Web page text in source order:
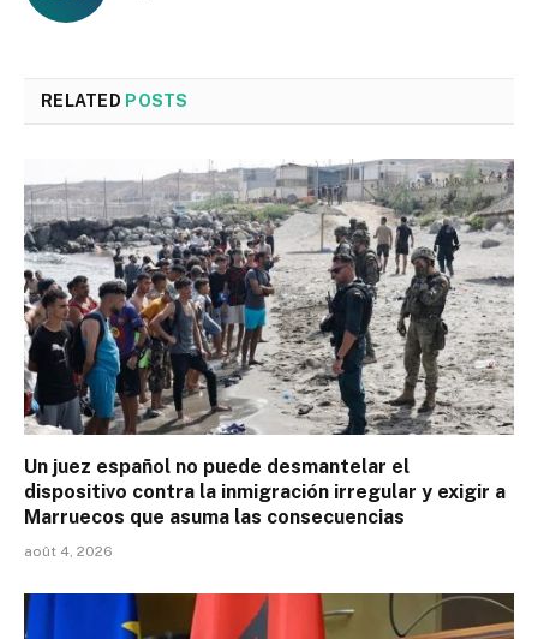
RELATED POSTS
Un juez español no puede desmantelar el
dispositivo contra la inmigración irregular y exigir a
Marruecos que asuma las consecuencias
août 4, 2026